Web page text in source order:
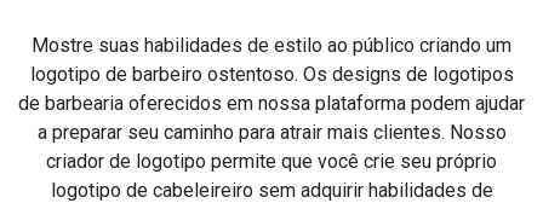
Mostre suas habilidades de estilo ao público criando um
logotipo de barbeiro ostentoso. Os designs de logotipos
de barbearia oferecidos em nossa plataforma podem ajudar
a preparar seu caminho para atrair mais clientes. Nosso
criador de logotipo permite que você crie seu próprio
logotipo de cabeleireiro sem adquirir habilidades de